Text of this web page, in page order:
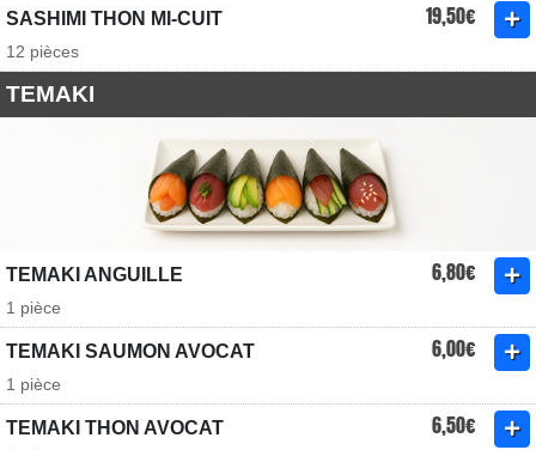
SASHIMI THON MI-CUIT 19,50€
12 pièces
TEMAKI
TEMAKI ANGUILLE 6,80€
1 pièce
TEMAKI SAUMON AVOCAT 6,00€
1 pièce
TEMAKI THON AVOCAT 6,50€